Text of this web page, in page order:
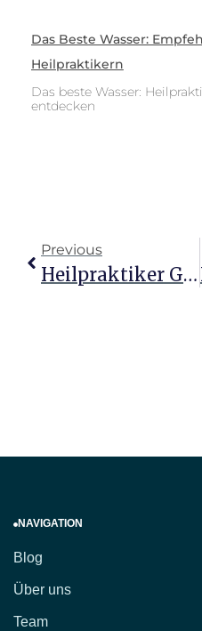
Das Beste Wasser:
Heilpraktikern
Das beste Wasser:
entdecken
Previous
Heilpraktiker Grenzen: Krankheiten Die Sie Meiden Sollten
NAVIGATION
Blog
Über uns
Team